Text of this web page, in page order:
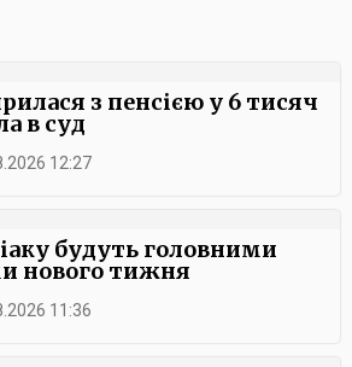
з пенсією у 6 тисяч
в суд
12:27
будуть головними
нового тижня
11:36